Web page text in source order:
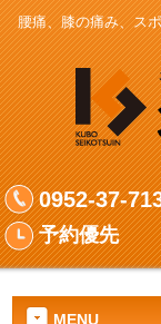
腰痛、膝の痛み、ス
0952-37-
予約優先
MENU